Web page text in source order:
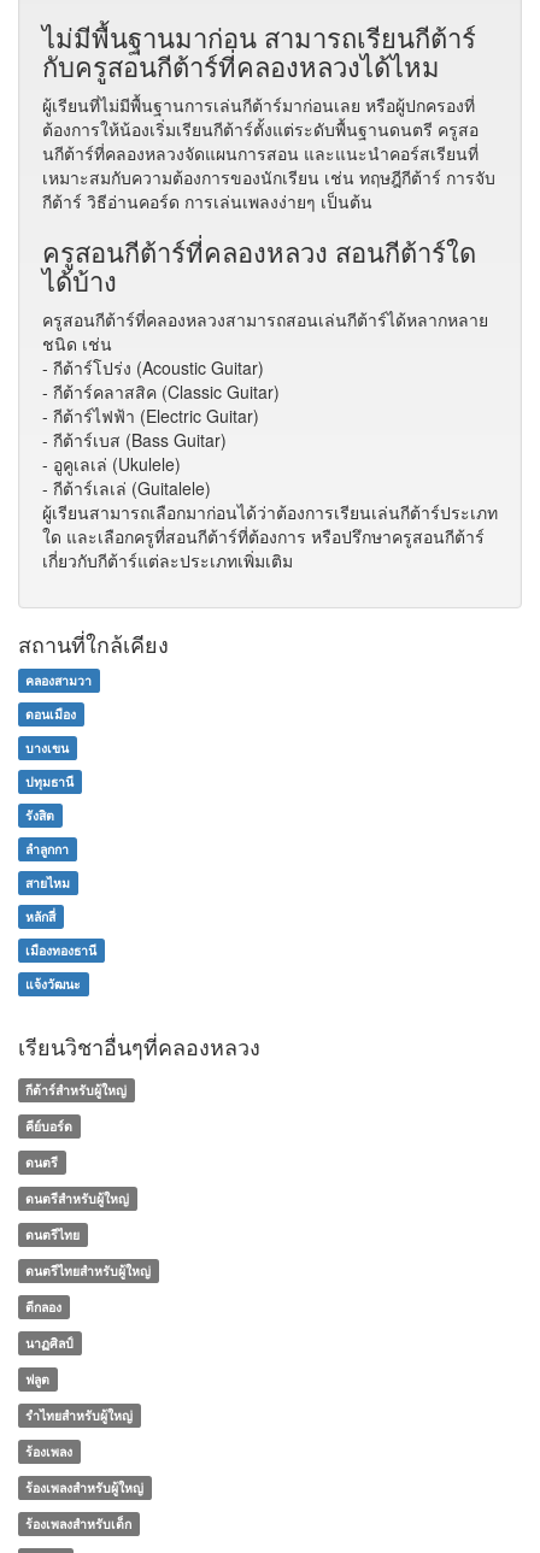
ไม่มีพื้นฐานมาก่อน สามารถเรียนกีต้าร์
กับครูสอนกีต้าร์ที่คลองหลวงได้ไหม
ผู้เรียนที่ไม่มีพื้นฐานการเล่นกีต้าร์มาก่อนเลย หรือผู้ปกครองที่
ต้องการให้น้องเริ่มเรียนกีต้าร์ตั้งแต่ระดับพื้นฐานดนตรี ครูสอ
นกีต้าร์ที่คลองหลวงจัดแผนการสอน และแนะนำคอร์สเรียนที่
เหมาะสมกับความต้องการของนักเรียน เช่น ทฤษฎีกีต้าร์ การจับ
กีต้าร์ วิธีอ่านคอร์ด การเล่นเพลงง่ายๆ เป็นต้น
ครูสอนกีต้าร์ที่คลองหลวง สอนกีต้าร์ใด
ได้บ้าง
ครูสอนกีต้าร์ที่คลองหลวงสามารถสอนเล่นกีต้าร์ได้หลากหลาย
ชนิด เช่น
- กีต้าร์โปร่ง (Acoustic Guitar)
- กีต้าร์คลาสสิค (Classic Guitar)
- กีต้าร์ไฟฟ้า (Electric Guitar)
- กีต้าร์เบส (Bass Guitar)
- อูคูเลเล่ (Ukulele)
- กีต้าร์เลเล่ (Guitalele)
ผู้เรียนสามารถเลือกมาก่อนได้ว่าต้องการเรียนเล่นกีต้าร์ประเภท
ใด และเลือกครูที่สอนกีต้าร์ที่ต้องการ หรือปรึกษาครูสอนกีต้าร์
เกี่ยวกับกีต้าร์แต่ละประเภทเพิ่มเติม
สถานที่ใกล้เคียง
คลองสามวา
ดอนเมือง
บางเขน
ปทุมธานี
รังสิต
ลำลูกกา
สายไหม
หลักสี่
เมืองทองธานี
แจ้งวัฒนะ
เรียนวิชาอื่นๆที่คลองหลวง
กีต้าร์สำหรับผู้ใหญ่
คีย์บอร์ด
ดนตรี
ดนตรีสำหรับผู้ใหญ่
ดนตรีไทย
ดนตรีไทยสำหรับผู้ใหญ่
ตีกลอง
นาฏศิลป์
ฟลูต
รำไทยสำหรับผู้ใหญ่
ร้องเพลง
ร้องเพลงสำหรับผู้ใหญ่
ร้องเพลงสำหรับเด็ก